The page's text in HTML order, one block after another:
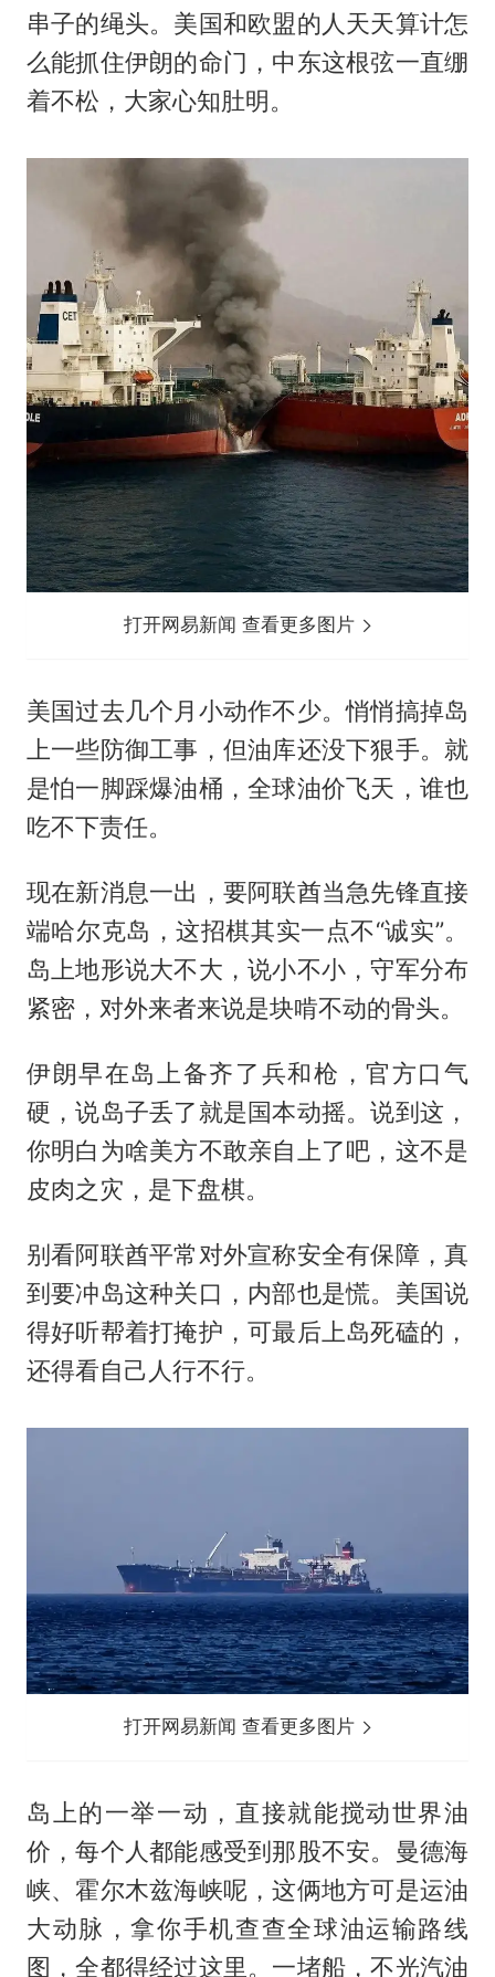
串子的绳头。美国和欧盟的人天天算计怎
么能抓住伊朗的命门，中东这根弦一直绷
着不松，大家心知肚明。
打开网易新闻 查看更多图片
美国过去几个月小动作不少。悄悄搞掉岛
上一些防御工事，但油库还没下狠手。就
是怕一脚踩爆油桶，全球油价飞天，谁也
吃不下责任。
现在新消息一出，要阿联酋当急先锋直接
端哈尔克岛，这招棋其实一点不“诚实”。
岛上地形说大不大，说小不小，守军分布
紧密，对外来者来说是块啃不动的骨头。
伊朗早在岛上备齐了兵和枪，官方口气
硬，说岛子丢了就是国本动摇。说到这，
你明白为啥美方不敢亲自上了吧，这不是
皮肉之灾，是下盘棋。
别看阿联酋平常对外宣称安全有保障，真
到要冲岛这种关口，内部也是慌。美国说
得好听帮着打掩护，可最后上岛死磕的，
还得看自己人行不行。
打开网易新闻 查看更多图片
岛上的一举一动，直接就能搅动世界油
价，每个人都能感受到那股不安。曼德海
峡、霍尔木兹海峡呢，这俩地方可是运油
大动脉，拿你手机查查全球油运输路线
图，全都得经过这里。一堵船，不光汽油